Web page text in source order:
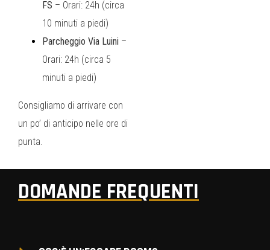
FS – Orari: 24h (circa
10 minuti a piedi)
Parcheggio Via Luini –
Orari: 24h (circa 5
minuti a piedi)
Consigliamo di arrivare con
un po’ di anticipo nelle ore di
punta.
DOMANDE FREQUENTI